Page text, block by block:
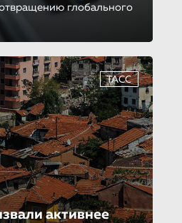
глобального
ТАСС
активнее